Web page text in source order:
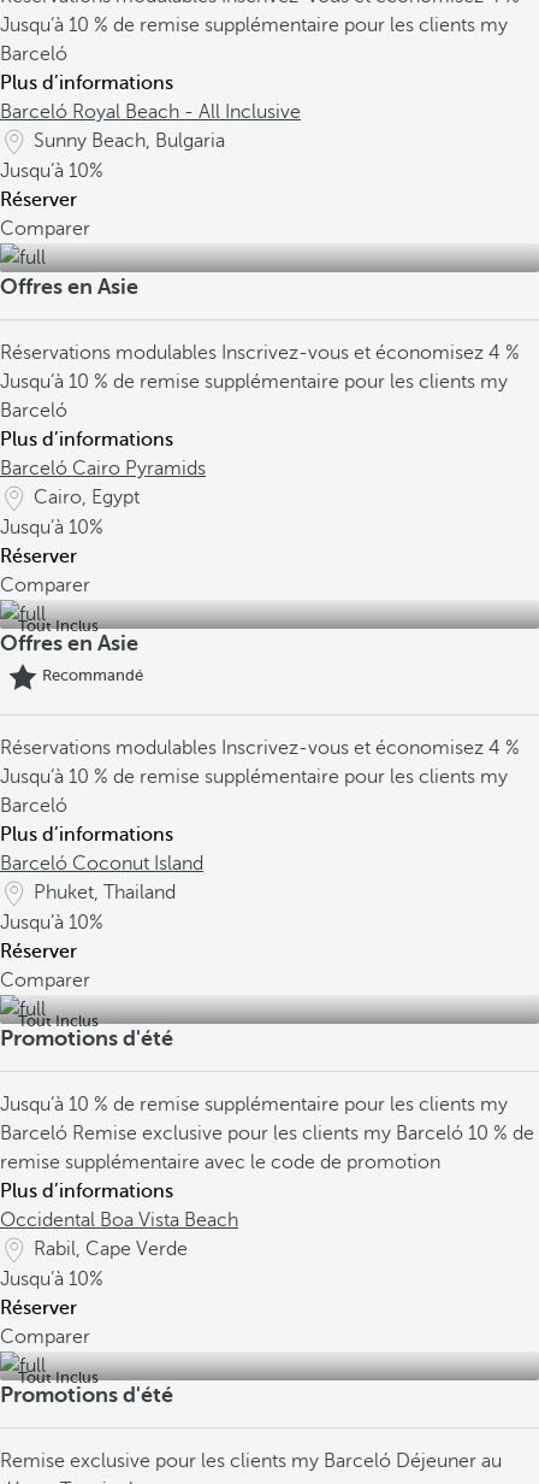
Jusqu’à 10 % de remise supplémentaire pour les clients my
Barceló
Plus d’informations
Barceló Royal Beach - All Inclusive
Sunny Beach, Bulgaria
Jusqu’à 10%
Réserver
Comparer
Offres en Asie
Réservations modulables Inscrivez-vous et économisez 4 %
Jusqu’à 10 % de remise supplémentaire pour les clients my
Barceló
Plus d’informations
Barceló Cairo Pyramids
Cairo, Egypt
Jusqu’à 10%
Réserver
Comparer
Tout Inclus
Offres en Asie
Recommandé
Réservations modulables Inscrivez-vous et économisez 4 %
Jusqu’à 10 % de remise supplémentaire pour les clients my
Barceló
Plus d’informations
Barceló Coconut Island
Phuket, Thailand
Jusqu’à 10%
Réserver
Comparer
Tout Inclus
Promotions d'été
Jusqu’à 10 % de remise supplémentaire pour les clients my
Barceló Remise exclusive pour les clients my Barceló 10 % de
remise supplémentaire avec le code de promotion
Plus d’informations
Occidental Boa Vista Beach
Rabil, Cape Verde
Jusqu’à 10%
Réserver
Comparer
Tout Inclus
Promotions d'été
Remise exclusive pour les clients my Barceló Déjeuner au